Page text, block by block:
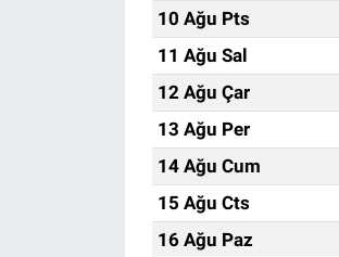
10 Ağu Pts
11 Ağu Sal
12 Ağu Çar
13 Ağu Per
14 Ağu Cum
15 Ağu Cts
16 Ağu Paz